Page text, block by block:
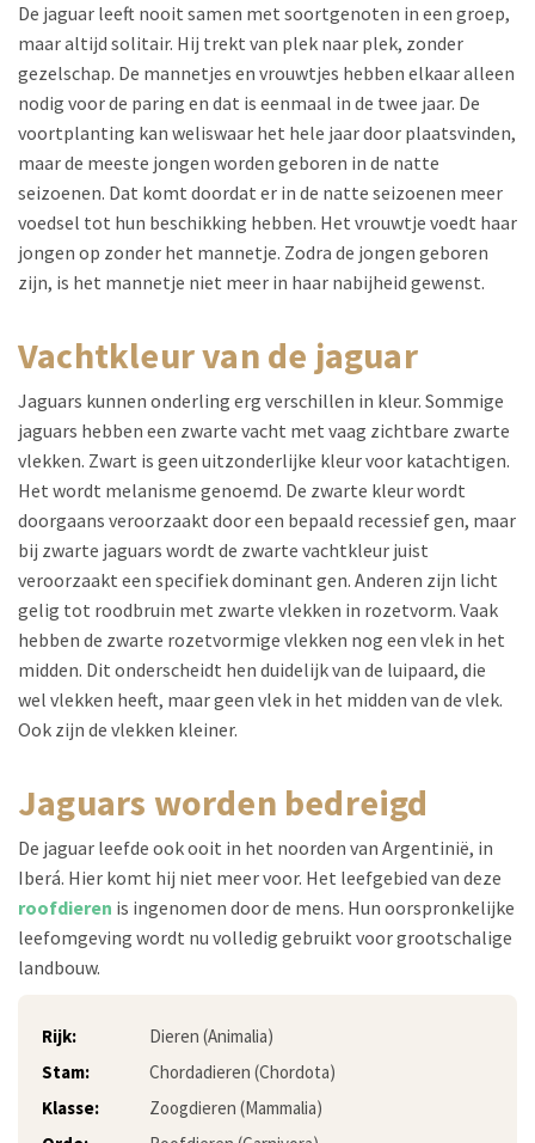
De jaguar leeft nooit samen met soortgenoten in een groep,
maar altijd solitair. Hij trekt van plek naar plek, zonder
gezelschap. De mannetjes en vrouwtjes hebben elkaar alleen
nodig voor de paring en dat is eenmaal in de twee jaar. De
voortplanting kan weliswaar het hele jaar door plaatsvinden,
maar de meeste jongen worden geboren in de natte
seizoenen. Dat komt doordat er in de natte seizoenen meer
voedsel tot hun beschikking hebben. Het vrouwtje voedt haar
jongen op zonder het mannetje. Zodra de jongen geboren
zijn, is het mannetje niet meer in haar nabijheid gewenst.
vachtkleur van de jaguar
Jaguars kunnen onderling erg verschillen in kleur. Sommige
jaguars hebben een zwarte vacht met vaag zichtbare zwarte
vlekken. Zwart is geen uitzonderlijke kleur voor katachtigen.
Het wordt melanisme genoemd. De zwarte kleur wordt
doorgaans veroorzaakt door een bepaald recessief gen, maar
bij zwarte jaguars wordt de zwarte vachtkleur juist
veroorzaakt een specifiek dominant gen. Anderen zijn licht
gelig tot roodbruin met zwarte vlekken in rozetvorm. Vaak
hebben de zwarte rozetvormige vlekken nog een vlek in het
midden. Dit onderscheidt hen duidelijk van de luipaard, die
wel vlekken heeft, maar geen vlek in het midden van de vlek.
Ook zijn de vlekken kleiner.
jaguars worden bedreigd
De jaguar leefde ook ooit in het noorden van Argentinië, in
Iberá. Hier komt hij niet meer voor. Het leefgebied van deze
roofdieren is ingenomen door de mens. Hun oorspronkelijke
leefomgeving wordt nu volledig gebruikt voor grootschalige
landbouw.
Rijk:
Dieren (Animalia)
Stam:
Chordadieren (Chordota)
Klasse:
Zoogdieren (Mammalia)